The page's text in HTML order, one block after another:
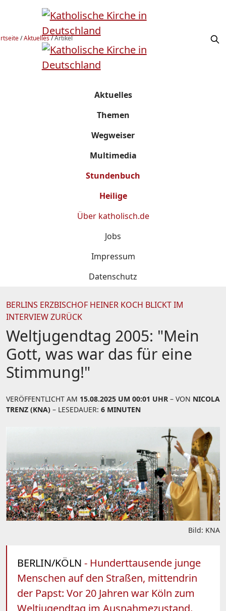
/Aktuelles/Artikel
Aktuelles
Themen
Wegweiser
Multimedia
Stundenbuch
Heilige
Über katholisch.de
Jobs
Impressum
Datenschutz
BERLINS ERZBISCHOF HEINER KOCH BLICKT IM
INTERVIEW ZURÜCK
Weltjugendtag 2005: "Mein
Gott, was war das für eine
Stimmung!"
VERÖFFENTLICHT AM 15.08.2025 UM 00:01 UHR – VON NICOLA
TRENZ (KNA) – LESEDAUER: 6 MINUTEN
Bild: KNA
BERLIN/KÖLN - Hunderttausende junge
Menschen auf den Straßen, mittendrin
der Papst: Vor 20 Jahren war Köln zum
Weltjugendtag im Ausnahmezustand.